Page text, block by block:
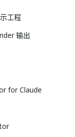
工程
输出
for Claude